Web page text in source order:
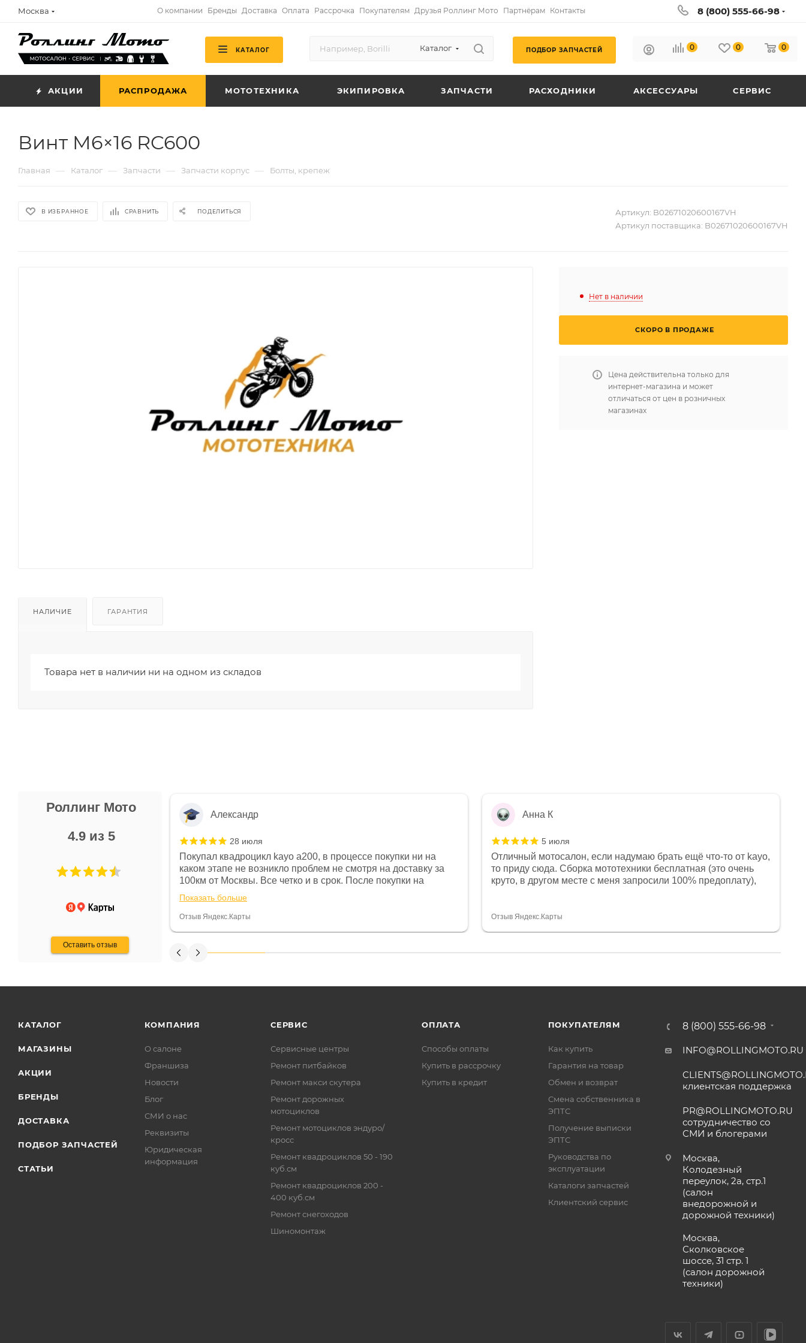
Москва О компании Бренды Доставка Оплата Рассрочка Покупателям Друзья Роллинг Мото Партнёрам Контакты 8 (800) 555-66-98
КАТАЛОГ Каталог ПОДБОР ЗАПЧАСТЕЙ 0 0 0
АКЦИИ РАСПРОДАЖА МОТОТЕХНИКА ЭКИПИРОВКА ЗАПЧАСТИ РАСХОДНИКИ АКСЕССУАРЫ СЕРВИС
Винт M6×16 RC600
Главная — Каталог — Запчасти — Запчасти корпус — Болты, крепеж
В ИЗБРАННОЕ СРАВНИТЬ ПОДЕЛИТЬСЯ Артикул: B02671020600167VH
Артикул поставщика: B02671020600167VH
НАЛИЧИЕ ГАРАНТИЯ
Товара нет в наличии ни на одном из складов
Нет в наличии
СКОРО В ПРОДАЖЕ
Цена действительна только для
интернет-магазина и может
отличаться от цен в розничных
магазинах
Роллинг Мото
4.9 из 5
Оставить отзыв
Не понравились условия
и дают только на год)
Александр
28 июля
Покупал квадроцикл kayo a200, в процессе покупки ни на
каком этапе не возникло проблем не смотря на доставку за
100км от Москвы. Все четко и в срок. После покупки на
спидометре всегда был 0, при этом представители магазина
постоянно были на связи и в итоге проблема была решена.
Считаю, что это говорит о небезразличии к клиенту после
Показать больше
Отзыв Яндекс.Карты
Анна К
5 июля
Отличный мотосалон, если надумаю брать ещё что-то от kayo,
то приду сюда. Сборка мототехники бесплатная (это очень
круто, в другом месте с меня запросили 100% предоплату),
спасибо отдельное, всегда на связи, очень детально всё
Отзыв Яндекс.Карты
КАТАЛОГ
МАГАЗИНЫ
АКЦИИ
БРЕНДЫ
ДОСТАВКА
ПОДБОР ЗАПЧАСТЕЙ
СТАТЬИ
КОМПАНИЯ
О салоне
Франшиза
Новости
Блог
СМИ о нас
Реквизиты
Юридическая
информация
СЕРВИС
Сервисные центры
Ремонт питбайков
Ремонт макси скутера
Ремонт дорожных
мотоциклов
Ремонт мотоциклов эндуро/
кросс
Ремонт квадроциклов 50 - 190
куб.см
Ремонт квадроциклов 200 -
400 куб.см
Ремонт снегоходов
Шиномонтаж
ОПЛАТА
Способы оплаты
Купить в рассрочку
Купить в кредит
ПОКУПАТЕЛЯМ
Как купить
Гарантия на товар
Обмен и возврат
Смена собственника в
ЭПТС
Получение выписки
ЭПТС
Руководства по
эксплуатации
Каталоги запчастей
Клиентский сервис
8 (800) 555-66-98
INFO@ROLLINGMOTO.RU
клиентская поддержка
PR@ROLLINGMOTO.RU
сотрудничество со
СМИ и блогерами
Москва,
Колодезный
переулок, 2а, стр.1
(салон
внедорожной и
дорожной техники)
Москва,
Сколковское
шоссе, 31 стр. 1
(салон дорожной
техники)